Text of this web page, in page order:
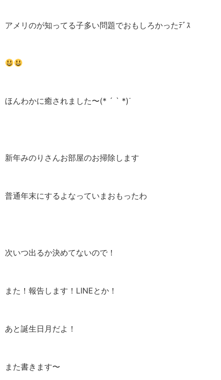
アメリのが知ってる子多い問題でおもしろかったﾃﾞｽ
ほんわかに癒されました〜(* ´ ` *)ᐝ
新年みのりさんお部屋のお掃除します
普通年末にするよなっていまおもったわ
次いつ出るか決めてないので！
また！報告します！LINEとか！
あと誕生日月だよ！
また書きます〜